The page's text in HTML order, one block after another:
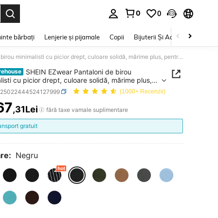
0 0
bărbați Lenjerie și pijamale Copii Bijuterii Și Accesorii
SHEIN EZwear Pantaloni de birou minimalisti cu picior drept, culoare solidă, mărime plus, pentru absolvire, înapoi la școală, profesori pentru femei în toamnă, iarnă
SHEIN EZwear Pantaloni de birou
cu picior drept, culoare solidă, mărime plus,
înapoi la școală, profesori pentru femei
iarnă
(1000+ Recenzii)
AND AVAILABILITY
,31Lei fără taxe vamale suplimentare
gratuit
Negru